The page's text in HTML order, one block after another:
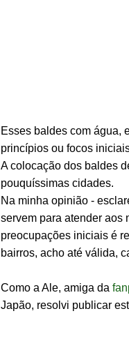
Esses baldes com água,
princípios ou focos
A colocação dos baldes
pouquíssimas cidades.
Na minha opinião -
servem para atender aos
preocupações iniciais é
bairros, acho até válida,
Como a Ale, amiga da
Japão, resolvi publicar